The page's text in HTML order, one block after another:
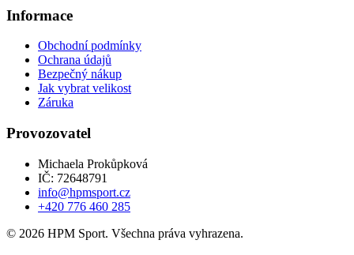
Informace
Obchodní podmínky
Ochrana údajů
Bezpečný nákup
Jak vybrat velikost
Záruka
Provozovatel
Michaela Prokůpková
IČ: 72648791
info@hpmsport.cz
+420 776 460 285
© 2026 HPM Sport. Všechna práva vyhrazena.